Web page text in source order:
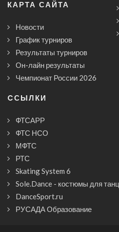
КАРТА САЙТА
Новости
График турниров
Результаты турниров
Он-лайн результаты
Чемпионат России 2026
CСЫЛКИ
ФТСАРР
ФТС НСО
МФТС
РТС
Skating System 6
Sole.Dance - костюмы для
DanceSport.ru
РУСАДА Образование